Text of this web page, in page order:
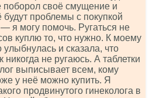
своё смущение и
будут проблемы с покупкой
я могу помочь. Ругаться не
куплю то, что нужно. К моему
и сказала, что
никогда не ругаюсь. А таблетки
выписывает всем, кому
у неё можно купить. Я
продвинутого гинеколога в